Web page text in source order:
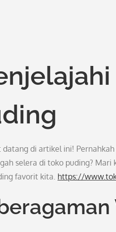
datang di artikel ini!
selera di toko puding?
favorit kita. https://